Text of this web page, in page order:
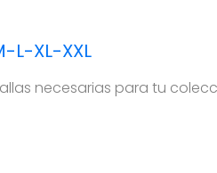
L-XL-XXL
necesarias para tu